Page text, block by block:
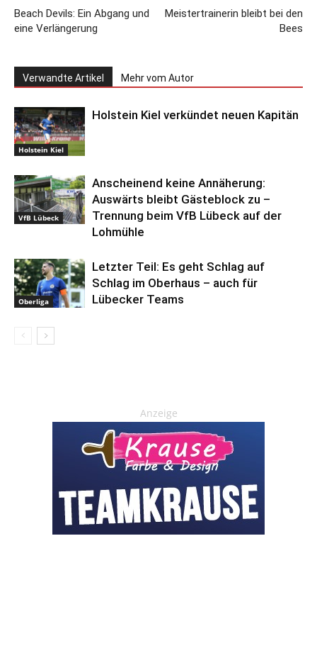
Beach Devils: Ein Abgang und
eine Verlängerung
Meistertrainerin bleibt bei den
Bees
Verwandte Artikel Mehr vom Autor
Holstein Kiel
Holstein Kiel verkündet neuen Kapitän
VfB Lübeck
Anscheinend keine Annäherung:
Auswärts bleibt Gästeblock zu –
Trennung beim VfB Lübeck auf der
Lohmühle
Oberliga
Letzter Teil: Es geht Schlag auf
Schlag im Oberhaus – auch für
Lübecker Teams
Anzeige